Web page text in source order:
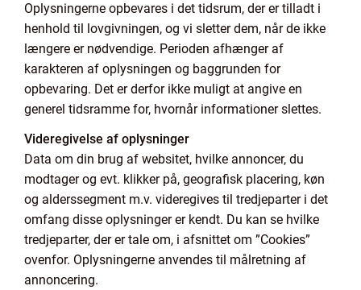
Oplysningerne opbevares i det tidsrum, der er tilladt i
henhold til lovgivningen, og vi sletter dem, når de ikke
længere er nødvendige. Perioden afhænger af
karakteren af oplysningen og baggrunden for
opbevaring. Det er derfor ikke muligt at angive en
generel tidsramme for, hvornår informationer slettes.
Videregivelse af oplysninger
Data om din brug af websitet, hvilke annoncer, du
modtager og evt. klikker på, geografisk placering, køn
og alderssegment m.v. videregives til tredjeparter i det
omfang disse oplysninger er kendt. Du kan se hvilke
tredjeparter, der er tale om, i afsnittet om ”Cookies”
ovenfor. Oplysningerne anvendes til målretning af
annoncering.